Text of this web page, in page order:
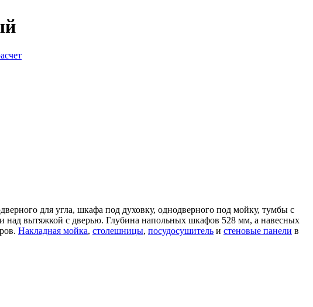
для угла, шкафа под духовку, однодверного под мойку, тумбы с
над вытяжкой с дверью. Глубина напольных шкафов 528 мм, а навесных
Накладная мойка, столешницы, посудосушитель и стеновые панели в